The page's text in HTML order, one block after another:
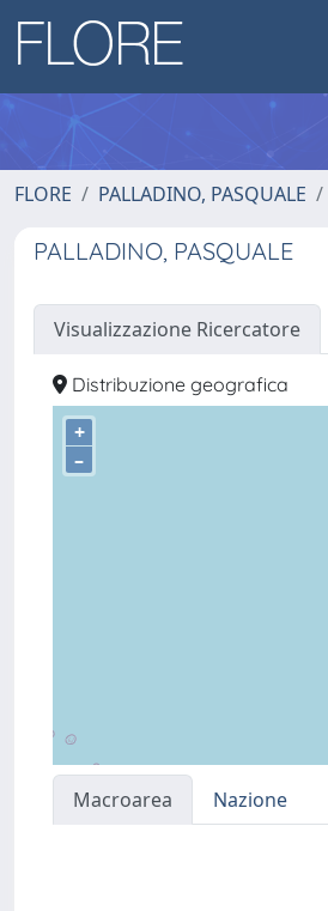
FLORE PALLADINO, PASQUALE
PALLADINO, PASQUALE
Visualizzazione Ricercatore
Distribuzione geografica
+
–
Macroarea Nazione